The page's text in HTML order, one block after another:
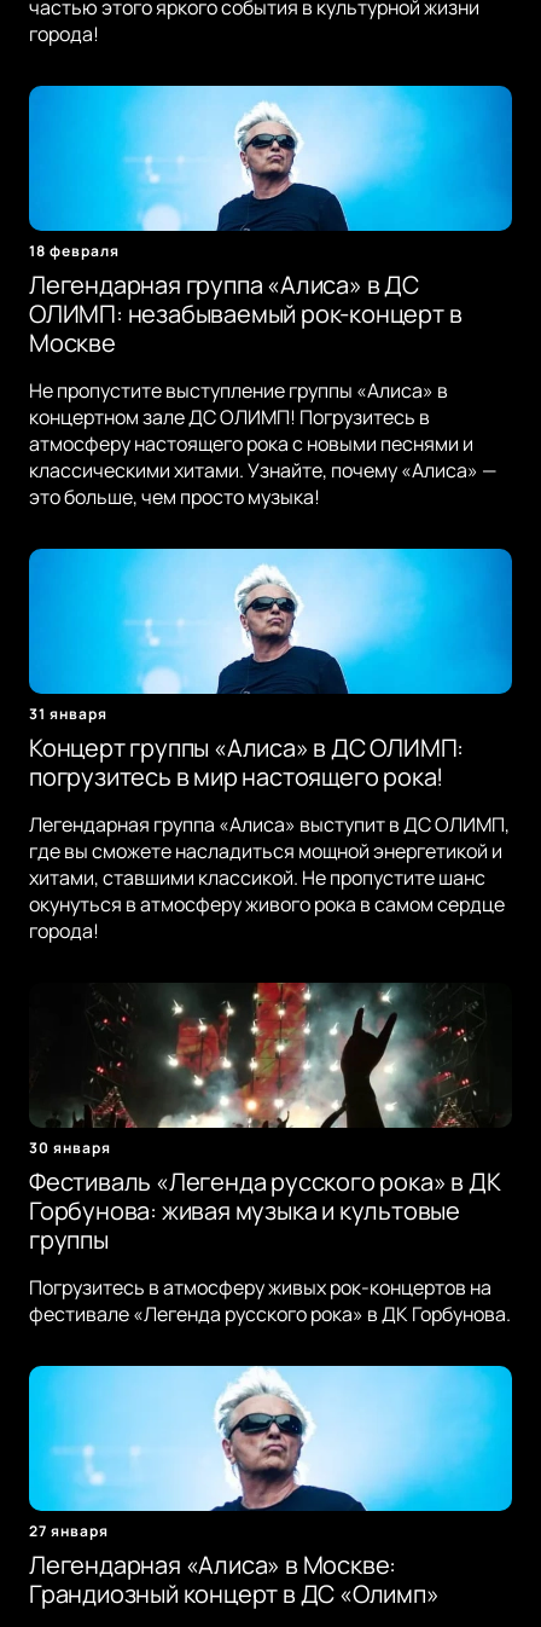
частью этого яркого события в культурной жизни
города!
18 февраля
Легендарная группа «Алиса» в ДС
ОЛИМП: незабываемый рок-концерт в
Москве
Не пропустите выступление группы «Алиса» в
концертном зале ДС ОЛИМП! Погрузитесь в
атмосферу настоящего рока с новыми песнями и
классическими хитами. Узнайте, почему «Алиса» —
это больше, чем просто музыка!
31 января
Концерт группы «Алиса» в ДС ОЛИМП:
погрузитесь в мир настоящего рока!
Легендарная группа «Алиса» выступит в ДС ОЛИМП,
где вы сможете насладиться мощной энергетикой и
хитами, ставшими классикой. Не пропустите шанс
окунуться в атмосферу живого рока в самом сердце
города!
30 января
Фестиваль «Легенда русского рока» в ДК
Горбунова: живая музыка и культовые
группы
Погрузитесь в атмосферу живых рок-концертов на
фестивале «Легенда русского рока» в ДК Горбунова.
27 января
Легендарная «Алиса» в Москве:
Грандиозный концерт в ДС «Олимп»